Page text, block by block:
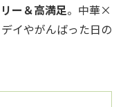
ー＆高満足。中華×
イやがんばった日の